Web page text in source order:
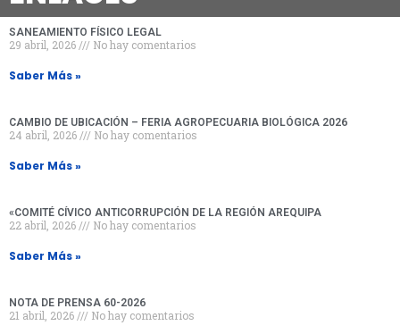
SANEAMIENTO FÍSICO LEGAL
29 abril, 2026 No hay comentarios
Saber Más »
CAMBIO DE UBICACIÓN – FERIA AGROPECUARIA BIOLÓGICA 2026
24 abril, 2026 No hay comentarios
Saber Más »
«COMITÉ CÍVICO ANTICORRUPCIÓN DE LA REGIÓN AREQUIPA
22 abril, 2026 No hay comentarios
Saber Más »
NOTA DE PRENSA 60-2026
21 abril, 2026 No hay comentarios